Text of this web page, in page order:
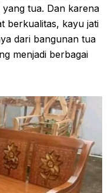
tua. Dan karena
berkualitas, kayu jati
dari bangunan tua
menjadi berbagai